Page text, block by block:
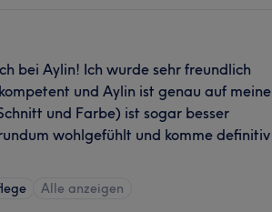
bei Aylin! Ich wurde sehr freundlich
und Aylin ist genau auf meine
und Farbe) ist sogar besser
wohlgefühlt und komme definitiv
Alle anzeigen